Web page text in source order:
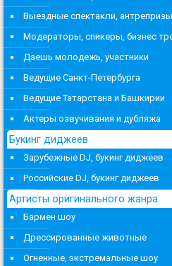
Выездные спектакли, антрепризы
Модераторы, спикеры, бизнес
Даешь молодежь, участники
Ведущие Санкт-Петербурга
Ведущие Татарстана и Башкирии
Актеры озвучивания и дубляжа
Букинг диджеев
Зарубежные DJ, букинг диджеев
Российские DJ, букинг диджеев
Артисты оригинального жанра
Бармен шоу
Дрессированные животные
Огненные, экстремальные шоу